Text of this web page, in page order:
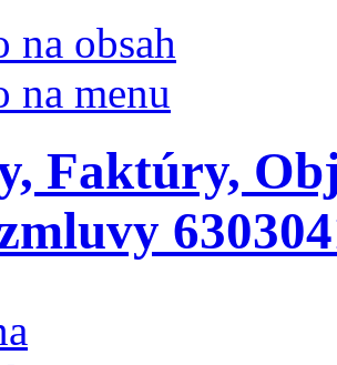
na obsah
na menu
Faktúry,